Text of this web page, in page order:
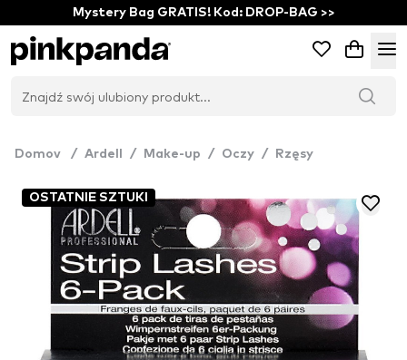
Mystery Bag GRATIS! Kod: DROP-BAG >>
Domov / Ardell / Make-up / Oczy / Rzęsy
OSTATNIE SZTUKI